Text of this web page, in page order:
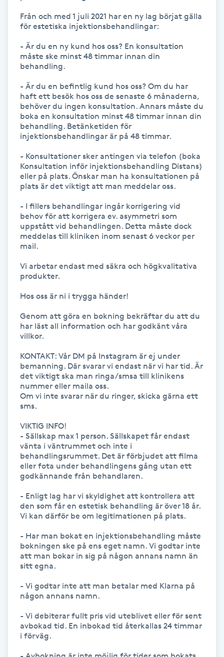
Toning
Torrborstning
Triggerpunktsmassage
Trådning
Träning
Tvätt & Fön
Vaccination
Vampyrbehandling
Vaxning
Veterinär
Vibrationsmassage
Vinyasa Yoga
Vårtor
Yin Yoga
Yoga
Yoga Nidra
Yogamassage
Zumba
Från och med 1 juli 2021 har en ny lag börjat gälla
för estetiska injektionsbehandlingar:
- Är du en ny kund hos oss? En konsultation
måste ske minst 48 timmar innan din
behandling.
- Är du en befintlig kund hos oss? Om du har
haft ett besök hos oss de senaste 6 månaderna,
behöver du ingen konsultation. Annars måste du
boka en konsultation minst 48 timmar innan din
behandling. Betänketiden för
injektionsbehandlingar är på 48 timmar.
- Konsultationer sker antingen via telefon (boka
Konsultation inför injektionsbehandling Distans)
eller på plats. Önskar man ha konsultationen på
plats är det viktigt att man meddelar oss.
- I fillers behandlingar ingår korrigering vid
behov för att korrigera ev. asymmetri som
uppstått vid behandlingen. Detta måste dock
meddelas till kliniken inom senast 6 veckor per
mail.
Vi arbetar endast med säkra och högkvalitativa
produkter.
Hos oss är ni i trygga händer!
Genom att göra en bokning bekräftar du att du
har läst all information och har godkänt våra
villkor.
KONTAKT: Vår DM på Instagram är ej under
bemanning. Där svarar vi endast när vi har tid. Är
det viktigt ska man ringa/smsa till klinikens
nummer eller maila oss.
Om vi inte svarar när du ringer, skicka gärna ett
sms.
VIKTIG INFO!
- Sällskap max 1 person. Sällskapet får endast
vänta i väntrummet och inte i
behandlingsrummet. Det är förbjudet att filma
eller fota under behandlingens gång utan ett
godkännande från behandlaren.
- Enligt lag har vi skyldighet att kontrollera att
den som får en estetisk behandling är över 18 år.
Vi kan därför be om legitimationen på plats.
- Har man bokat en injektionsbehandling måste
bokningen ske på ens eget namn. Vi godtar inte
att man bokar in sig på någon annans namn än
sitt egna.
- Vi godtar inte att man betalar med Klarna på
någon annans namn.
- Vi debiterar fullt pris vid uteblivet eller för sent
avbokad tid. En inbokad tid återkallas 24 timmar
i förväg.